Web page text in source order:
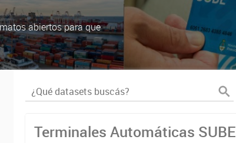
abiertos para que
Terminales Automáticas SUBE